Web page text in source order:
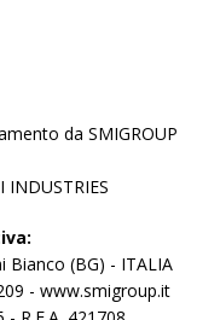
da SMIGROUP
Bianco (BG) - ITALIA
- www.smigroup.it